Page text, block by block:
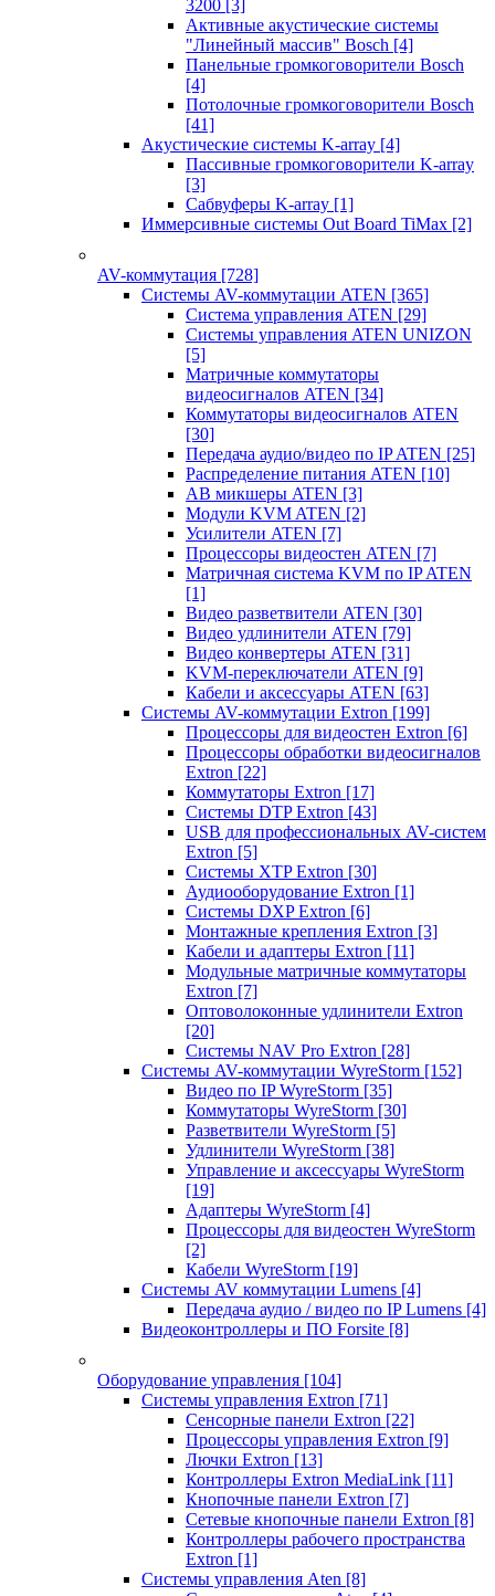
3200 [3]
Активные акустические системы
"Линейный массив" Bosch [4]
Панельные громкоговорители Bosch
[4]
Потолочные громкоговорители Bosch
[41]
Акустические системы K-array [4]
Пассивные громкоговорители K-array
[3]
Сабвуферы K-array [1]
Иммерсивные системы Out Board TiMax [2]
AV-коммутация [728]
Системы AV-коммутации ATEN [365]
Система управления ATEN [29]
Системы управления ATEN UNIZON
[5]
Матричные коммутаторы
видеосигналов ATEN [34]
Коммутаторы видеосигналов ATEN
[30]
Передача аудио/видео по IP ATEN [25]
Распределение питания ATEN [10]
АВ микшеры ATEN [3]
Модули KVM ATEN [2]
Усилители ATEN [7]
Процессоры видеостен ATEN [7]
Матричная система KVM по IP ATEN
[1]
Видео разветвители ATEN [30]
Видео удлинители ATEN [79]
Видео конвертеры ATEN [31]
KVM-переключатели ATEN [9]
Кабели и аксессуары ATEN [63]
Системы AV-коммутации Extron [199]
Процессоры для видеостен Extron [6]
Процессоры обработки видеосигналов
Extron [22]
Коммутаторы Extron [17]
Системы DTP Extron [43]
USB для профессиональных AV-систем
Extron [5]
Системы XTP Extron [30]
Аудиооборудование Extron [1]
Системы DXP Extron [6]
Монтажные крепления Extron [3]
Кабели и адаптеры Extron [11]
Модульные матричные коммутаторы
Extron [7]
Оптоволоконные удлинители Extron
[20]
Системы NAV Pro Extron [28]
Системы AV-коммутации WyreStorm [152]
Видео по IP WyreStorm [35]
Коммутаторы WyreStorm [30]
Разветвители WyreStorm [5]
Удлинители WyreStorm [38]
Управление и аксессуары WyreStorm
[19]
Адаптеры WyreStorm [4]
Процессоры для видеостен WyreStorm
[2]
Кабели WyreStorm [19]
Системы AV коммутации Lumens [4]
Передача аудио / видео по IP Lumens [4]
Видеоконтроллеры и ПО Forsite [8]
Оборудование управления [104]
Системы управления Extron [71]
Сенсорные панели Extron [22]
Процессоры управления Extron [9]
Лючки Extron [13]
Контроллеры Extron MediaLink [11]
Кнопочные панели Extron [7]
Сетевые кнопочные панели Extron [8]
Контроллеры рабочего пространства
Extron [1]
Системы управления Aten [8]